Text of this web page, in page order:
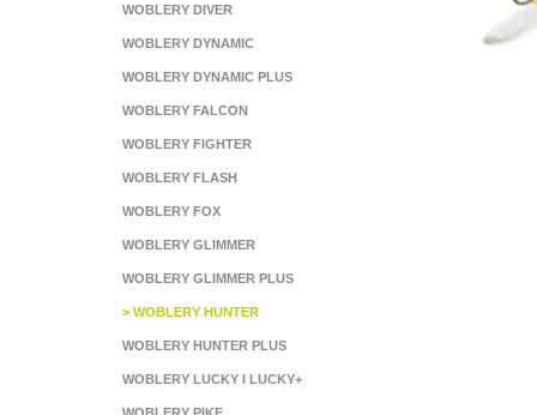
WOBLERY DIVER
WOBLERY DYNAMIC
WOBLERY DYNAMIC PLUS
WOBLERY FALCON
WOBLERY FIGHTER
WOBLERY FLASH
WOBLERY FOX
WOBLERY GLIMMER
WOBLERY GLIMMER PLUS
> WOBLERY HUNTER
WOBLERY HUNTER PLUS
WOBLERY LUCKY I LUCKY+